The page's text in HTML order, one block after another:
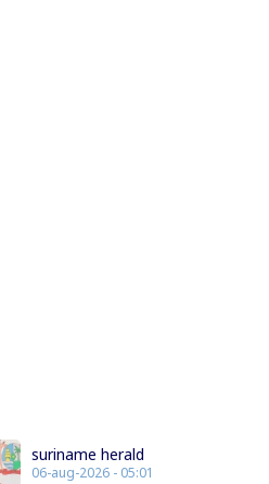
suriname herald
06-aug-2026 - 05:01